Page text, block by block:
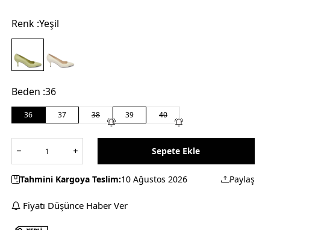
Renk :Yeşil
Beden :36
36 37 38 39 40
Sepete Ekle
Tahmini Kargoya Teslim:10 Ağustos 2026 Paylaş
Fiyatı Düşünce Haber Ver